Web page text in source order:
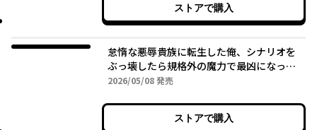
ストアで購入
怠惰な悪辱貴族に転生した俺、シナリオを
ぶっ壊したら規格外の魔力で最凶になっ
た Vol.3
2026/05/082026年05月08日
発売
ストアで購入